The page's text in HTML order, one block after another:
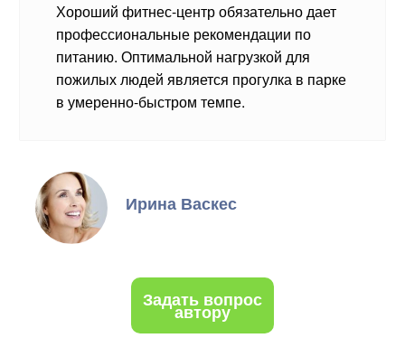
Хороший фитнес-центр обязательно дает
профессиональные рекомендации по
питанию. Оптимальной нагрузкой для
пожилых людей является прогулка в парке
в умеренно-быстром темпе.
Ирина Васкес
Задать вопрос
автору